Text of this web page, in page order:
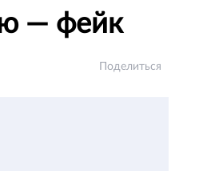
— фейк
Поделиться